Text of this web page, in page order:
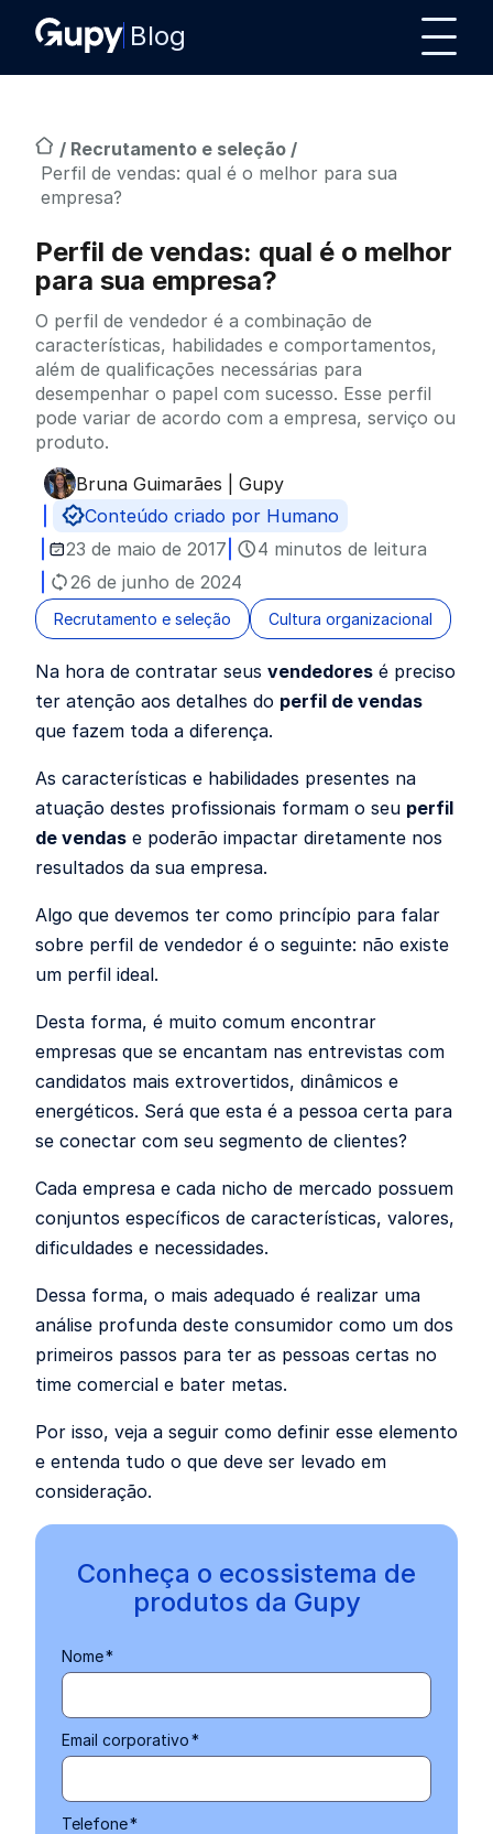
Blog
/ Recrutamento e seleção /
Perfil de vendas: qual é o melhor para sua
empresa?
Perfil de vendas: qual é o melhor
para sua empresa?
O perfil de vendedor é a combinação de
características, habilidades e comportamentos,
além de qualificações necessárias para
desempenhar o papel com sucesso. Esse perfil
pode variar de acordo com a empresa, serviço ou
produto.
Publicado por
Bruna Guimarães | Gupy
Conteúdo criado por Humano
23 de maio de 2017
4 minutos de leitura
26 de junho de 2024
Recrutamento e seleção Cultura organizacional
Na hora de contratar seus vendedores é preciso
ter atenção aos detalhes do perfil de vendas
que fazem toda a diferença.
As características e habilidades presentes na
atuação destes profissionais formam o seu perfil
de vendas e poderão impactar diretamente nos
resultados da sua empresa.
Algo que devemos ter como princípio para falar
sobre perfil de vendedor é o seguinte: não existe
um perfil ideal.
Desta forma, é muito comum encontrar
empresas que se encantam nas entrevistas com
candidatos mais extrovertidos, dinâmicos e
energéticos. Será que esta é a pessoa certa para
se conectar com seu segmento de clientes?
Cada empresa e cada nicho de mercado possuem
conjuntos específicos de características, valores,
dificuldades e necessidades.
Dessa forma, o mais adequado é realizar uma
análise profunda deste consumidor como um dos
primeiros passos para ter as pessoas certas no
time comercial e bater metas.
Por isso, veja a seguir como definir esse elemento
e entenda tudo o que deve ser levado em
consideração.
Conheça o ecossistema de
produtos da Gupy
Nome*
Email corporativo*
Telefone*